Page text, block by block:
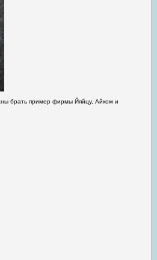
брать пример фирмы Йяйцу, Айком и